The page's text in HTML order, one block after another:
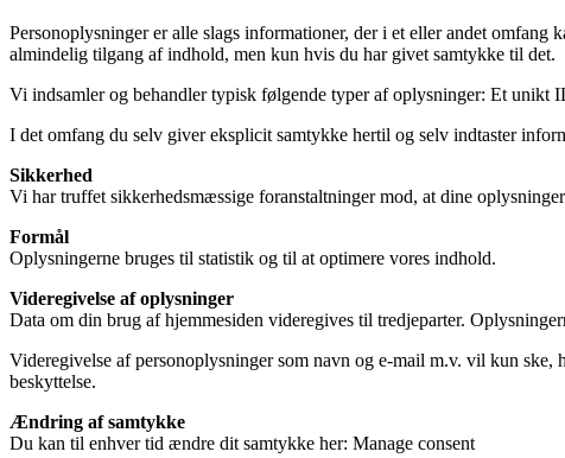
Personoplysninger er alle slags informationer, der i et eller andet
almindelig tilgang af indhold, men kun hvis du har givet samtykke til det.
Vi indsamler og behandler typisk følgende typer af oplysninger: Et unikt
I det omfang du selv giver eksplicit samtykke hertil og selv indtaster
Sikkerhed
Vi har truffet sikkerhedsmæssige foranstaltninger mod, at dine
Formål
Oplysningerne bruges til statistik og til at optimere vores indhold.
Videregivelse af oplysninger
Data om din brug af hjemmesiden videregives til tredjeparter.
Videregivelse af personoplysninger som navn og e-mail m.v. vil kun
beskyttelse.
Ændring af samtykke
Du kan til enhver tid ændre dit samtykke her: Manage consent